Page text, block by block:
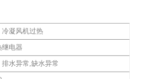
凝风机过热
继电器
水异常,缺水异常